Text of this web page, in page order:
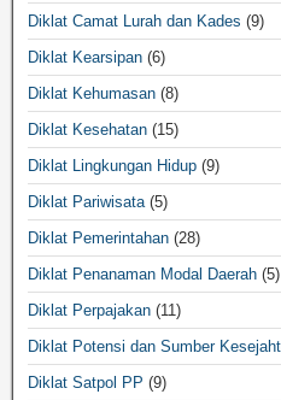
Diklat Camat Lurah dan Kades (9)
Diklat Kearsipan (6)
Diklat Kehumasan (8)
Diklat Kesehatan (15)
Diklat Lingkungan Hidup (9)
Diklat Pariwisata (5)
Diklat Pemerintahan (28)
Diklat Penanaman Modal Daerah (5)
Diklat Perpajakan (11)
Diklat Potensi dan Sumber
Diklat Satpol PP (9)